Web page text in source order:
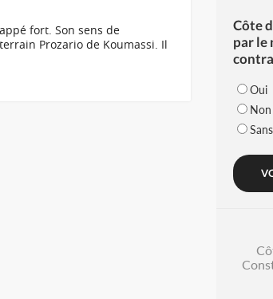
fort. Son sens de
Prozario de Koumassi. Il
Côte
par le
Oui
Non